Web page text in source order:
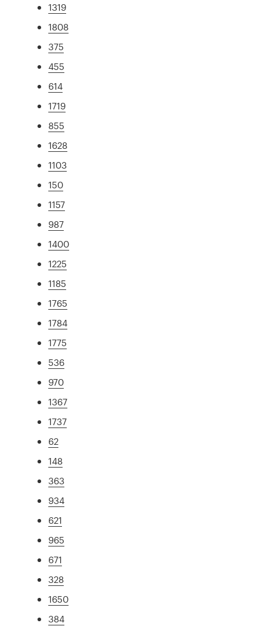
1319
1808
375
455
614
1719
855
1628
1103
150
1157
987
1400
1225
1185
1765
1784
1775
536
970
1367
1737
62
148
363
934
621
965
671
328
1650
384